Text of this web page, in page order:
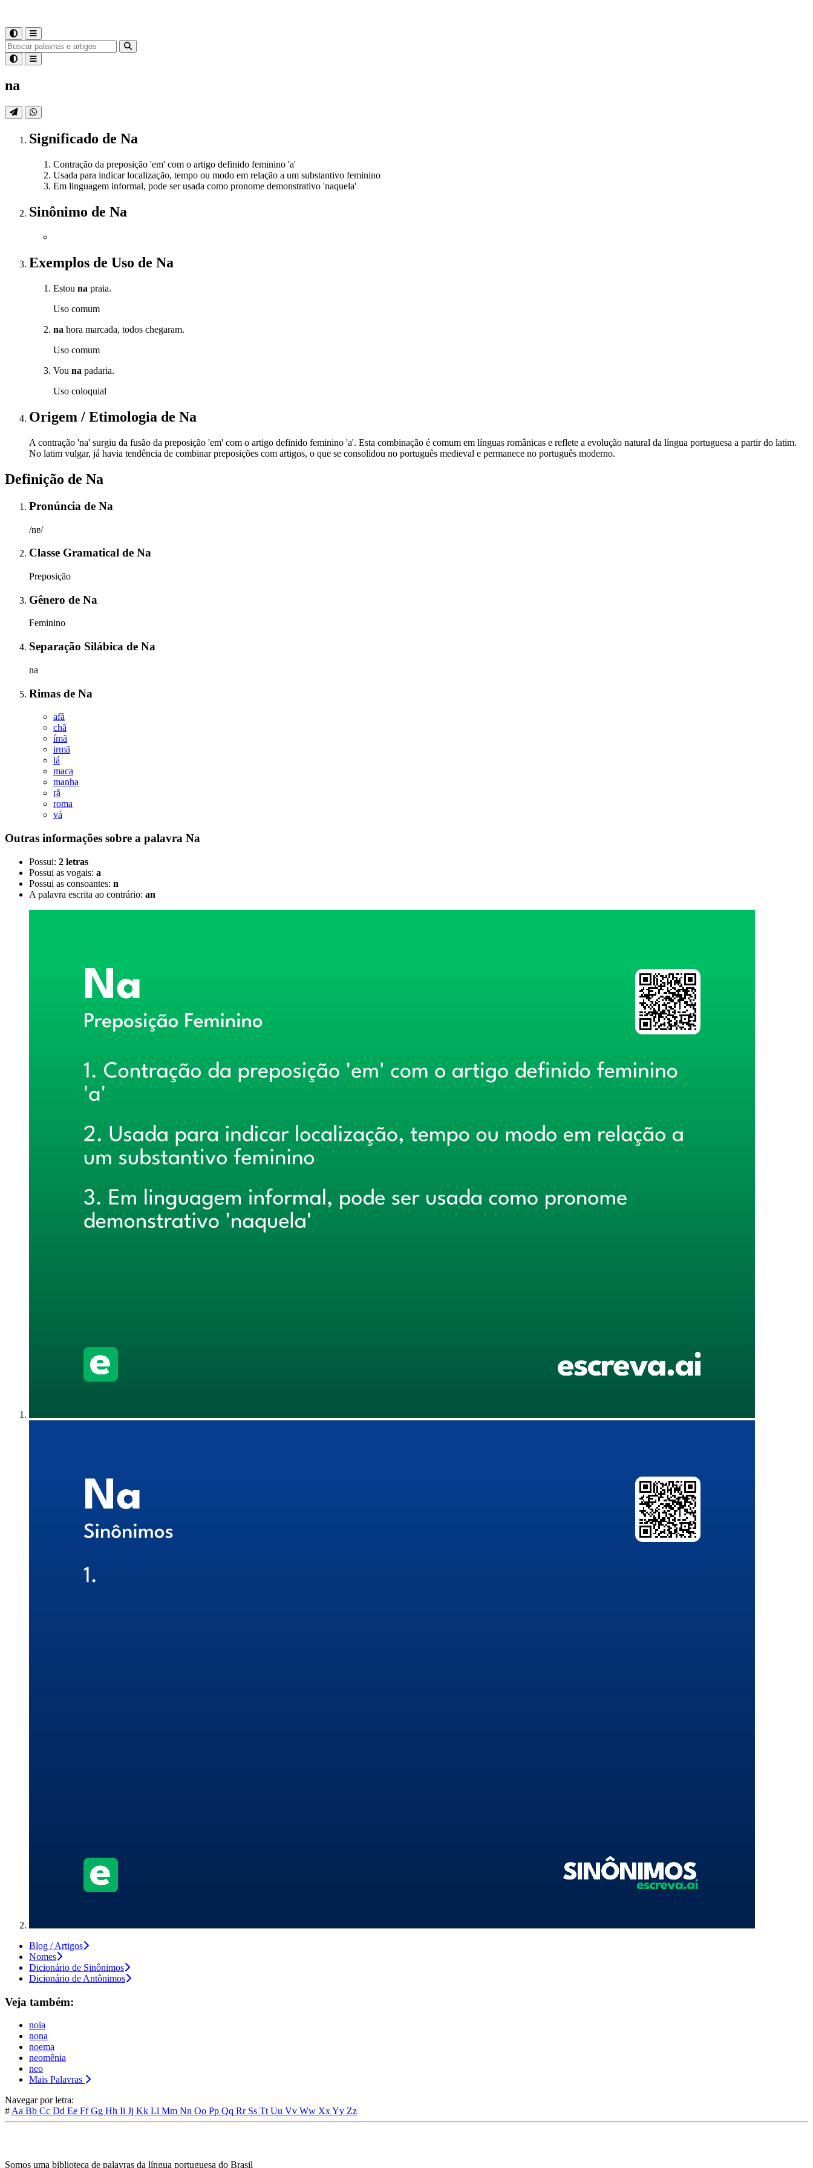
na
Significado de Na
Contração da preposição 'em' com o artigo definido feminino 'a'
Usada para indicar localização, tempo ou modo em relação a um substantivo feminino
Em linguagem informal, pode ser usada como pronome demonstrativo 'naquela'
Sinônimo de Na
Exemplos de Uso de Na
Estou na praia.
Uso comum
na hora marcada, todos chegaram.
Uso comum
Vou na padaria.
Uso coloquial
Origem / Etimologia de Na
A contração 'na' surgiu da fusão da preposição 'em' com o artigo definido feminino 'a'. Esta combinação é comum em línguas românicas e reflete a evolução natural da língua portuguesa a partir do latim.
No latim vulgar, já havia tendência de combinar preposições com artigos, o que se consolidou no português medieval e permanece no português moderno.
Definição de Na
Pronúncia de Na
/nɐ/
Classe Gramatical de Na
Preposição
Gênero de Na
Feminino
Separação Silábica de Na
na
Rimas de Na
afã
chã
ímã
irmã
lá
maca
manha
rã
roma
vá
Outras informações sobre a palavra Na
Possui: 2 letras
Possui as vogais: a
Possui as consoantes: n
A palavra escrita ao contrário: an
Blog / Artigos
Nomes
Dicionário de Sinônimos
Dicionário de Antônimos
Veja também:
noia
nona
noema
neomênia
neo
Mais Palavras
Navegar por letra:
# Aa Bb Cc Dd Ee FfGg Hh Ii Jj Kk Ll Mm Nn Oo Pp Qq Rr Ss Tt Uu Vv Ww XxYy Zz
Somos uma biblioteca de palavras da língua portuguesa do Brasil